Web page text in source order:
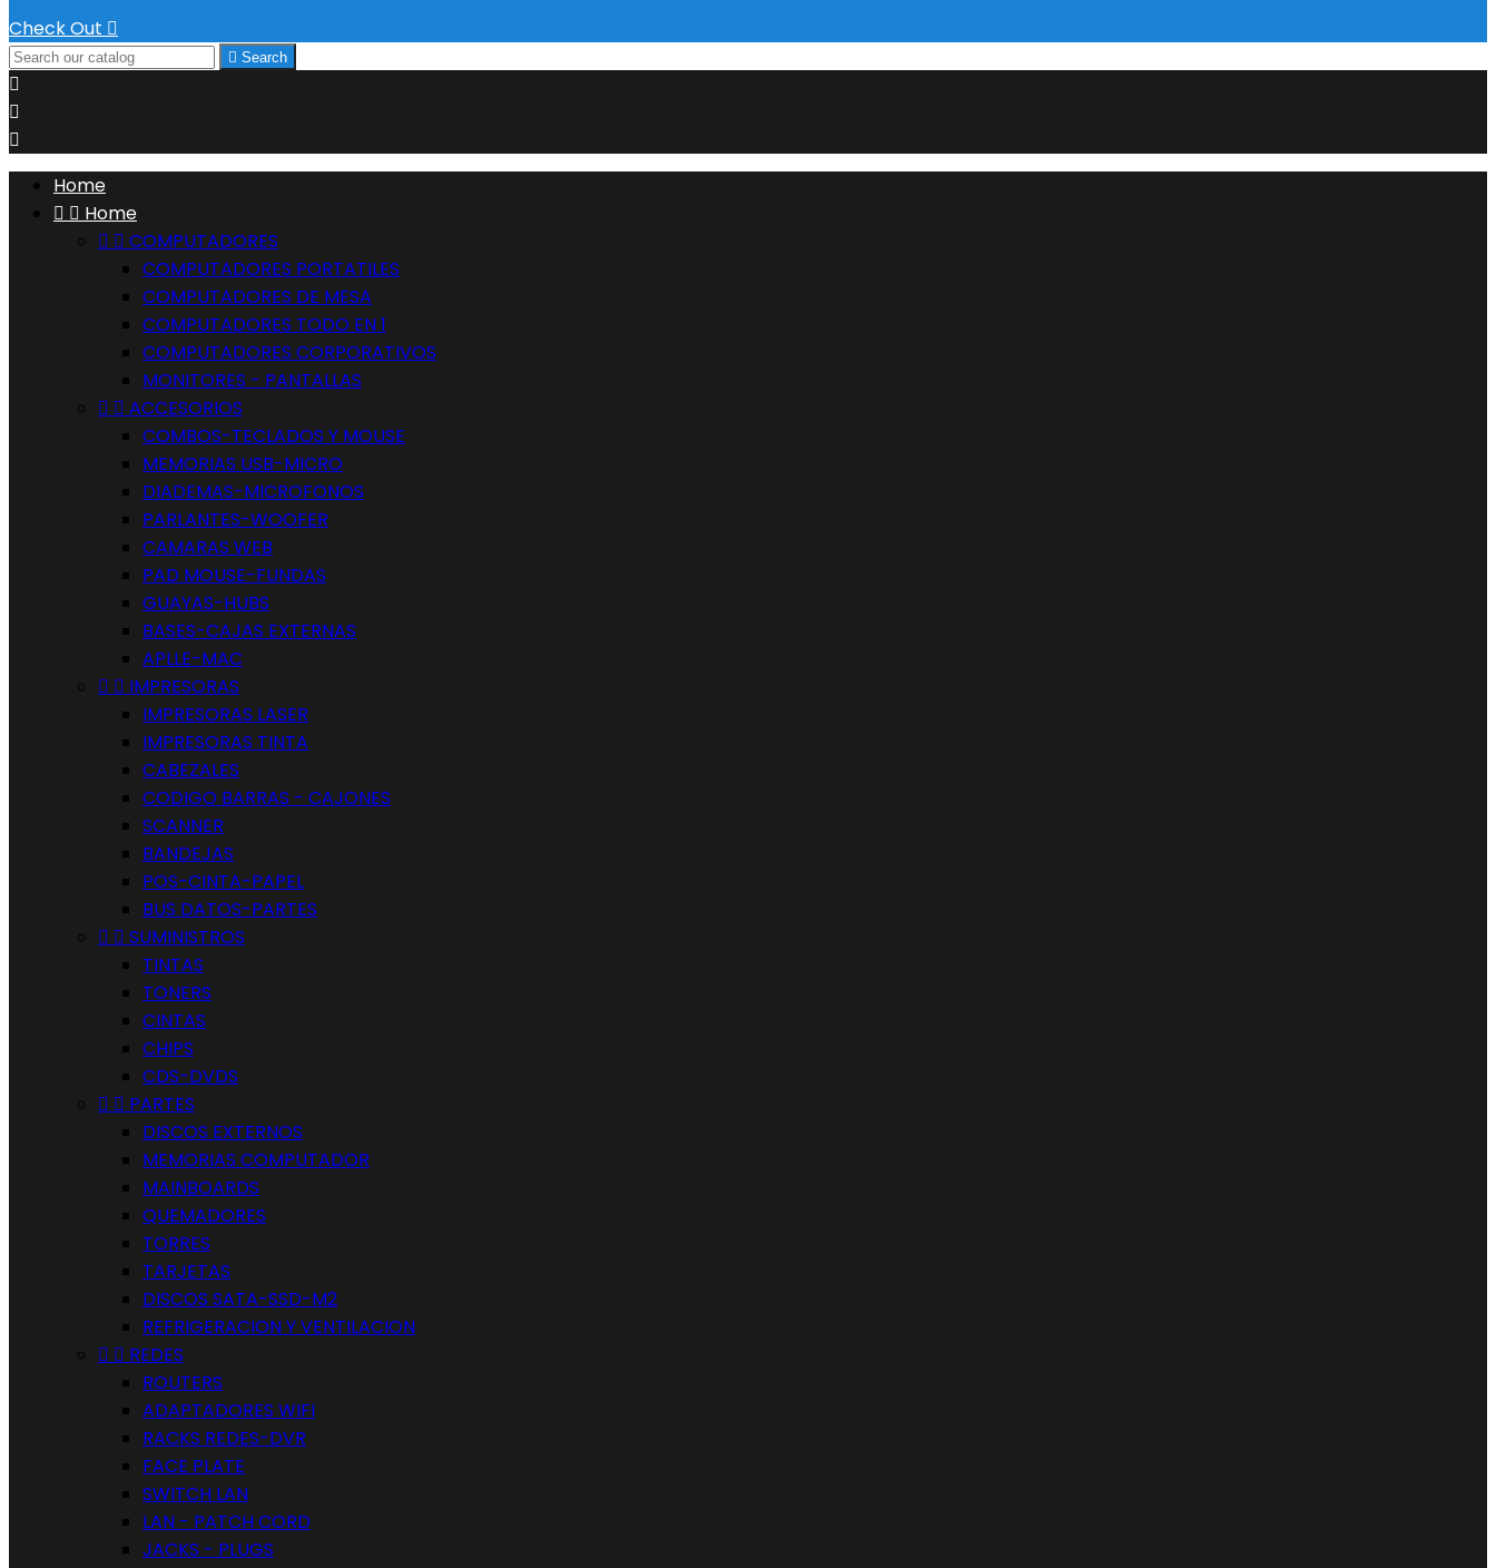
Check Out 
 Search



Home
  Home
  COMPUTADORES
COMPUTADORES PORTATILES
COMPUTADORES DE MESA
COMPUTADORES TODO EN 1
COMPUTADORES CORPORATIVOS
MONITORES - PANTALLAS
  ACCESORIOS
COMBOS-TECLADOS Y MOUSE
MEMORIAS USB-MICRO
DIADEMAS-MICROFONOS
PARLANTES-WOOFER
CAMARAS WEB
PAD MOUSE-FUNDAS
GUAYAS-HUBS
BASES-CAJAS EXTERNAS
APLLE-MAC
  IMPRESORAS
IMPRESORAS LASER
IMPRESORAS TINTA
CABEZALES
CODIGO BARRAS - CAJONES
SCANNER
BANDEJAS
POS-CINTA-PAPEL
BUS DATOS-PARTES
  SUMINISTROS
TINTAS
TONERS
CINTAS
CHIPS
CDS-DVDS
  PARTES
DISCOS EXTERNOS
MEMORIAS COMPUTADOR
MAINBOARDS
QUEMADORES
TORRES
TARJETAS
DISCOS SATA-SSD-M2
REFRIGERACION Y VENTILACION
  REDES
ROUTERS
ADAPTADORES WIFI
RACKS REDES-DVR
FACE PLATE
SWITCH LAN
LAN - PATCH CORD
JACKS - PLUGS